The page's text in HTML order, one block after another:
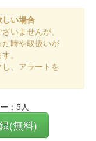
い場合
いませんが、
時や取扱いが
。
、アラートを
：5人
(無料)